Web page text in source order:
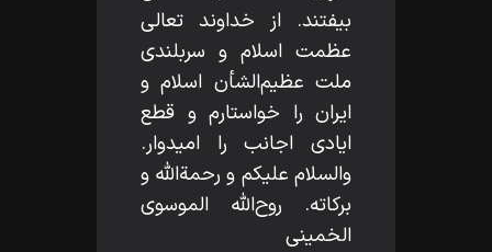
بيفتند. از خداوند تعالى
عظمت اسلام و سربلندى
ملت عظيم‌الشأن اسلام و
ايران را خواستارم و قطع
ايادى اجانب را اميدوار.
والسلام عليكم و رحمة‌اللّه‌ و
بركاته. روح‌الله الموسوى
الخمينى